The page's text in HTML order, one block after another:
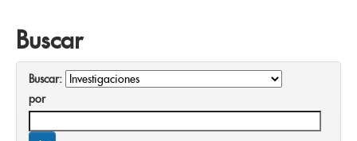
Buscar
Buscar:
por